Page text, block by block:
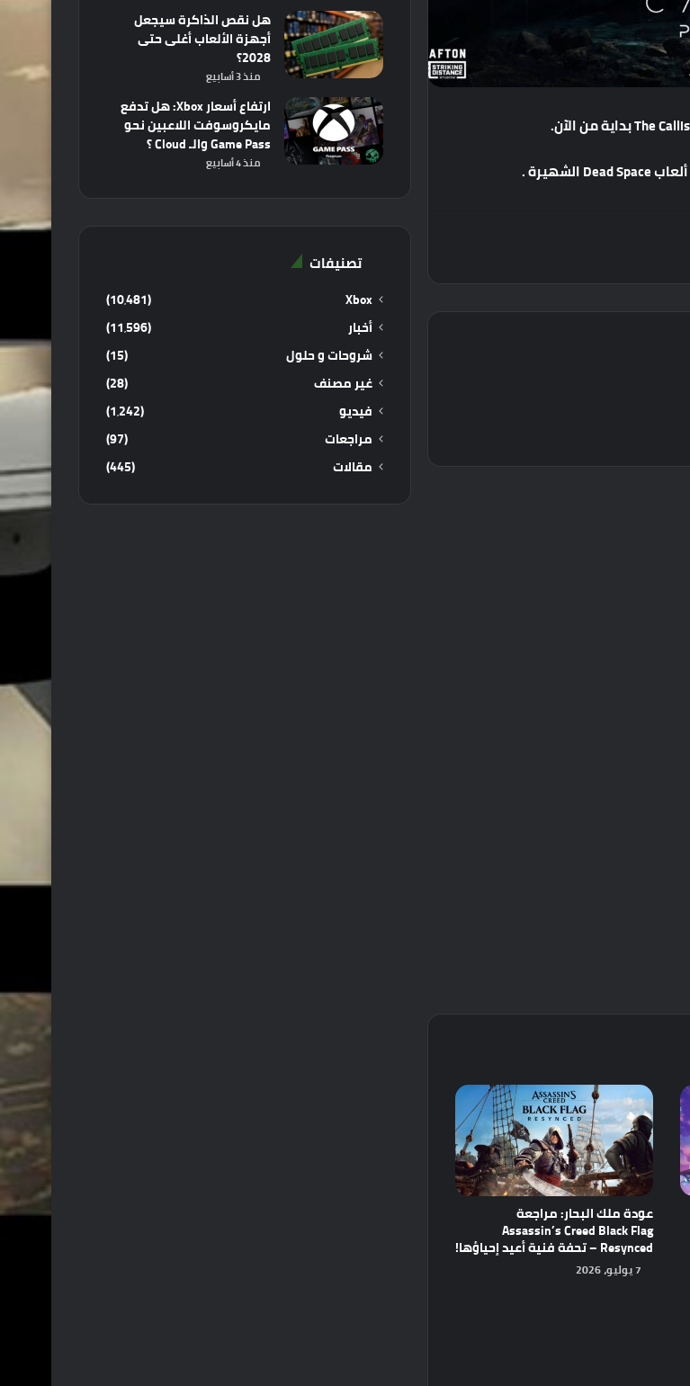
بدايةمنالآن.
ألعاب الشهيرة.
عودة ملك البحار: مراجعة
Assassin’s Creed Black Flag
Resynced – تحفة فنية أعيد إحياؤها!
7 يوليو، 2026
هل نقص الذاكرة سيجعل
أجهزة الألعاب أغلى حتى
2028؟
منذ 3 أسابيع
ارتفاع أسعار Xbox: هل تدفع
مايكروسوفت اللاعبين نحو
Game Pass والـ Cloud ؟
منذ 4 أسابيع
تصنيفات
Xbox
(10٬481)
أخبار
(11٬596)
شروحات و حلول
(15)
غير مصنف
(28)
فيديو
(1٬242)
مراجعات
(97)
مقالات
(445)